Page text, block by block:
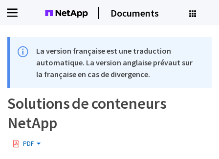
Documents
La version française est une traduction
automatique. La version anglaise prévaut sur
la française en cas de divergence.
Solutions de conteneurs
NetApp
PDF